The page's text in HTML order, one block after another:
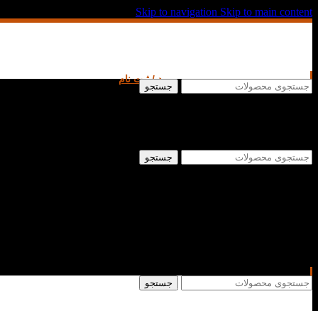
Skip to navigation Skip to main content
ورود / ثبت نام
جستجو
جستجو
جستجو